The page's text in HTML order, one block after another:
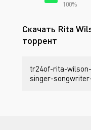
100%
Скачать Rita
торрент
tr24of-rita-
singer-